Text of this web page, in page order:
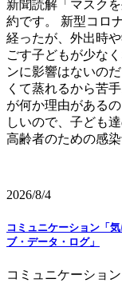
新聞読解「マスク
約です。 新型コロ
経ったが、外出時
ごす子どもが少な
ンに影響はないの
くて蒸れるから苦
が何か理由がある
しいので、子ども
高齢者のための感
2026/8/4
コミュニケーション「
ブ・データ・ログ」
コミュニケーショ